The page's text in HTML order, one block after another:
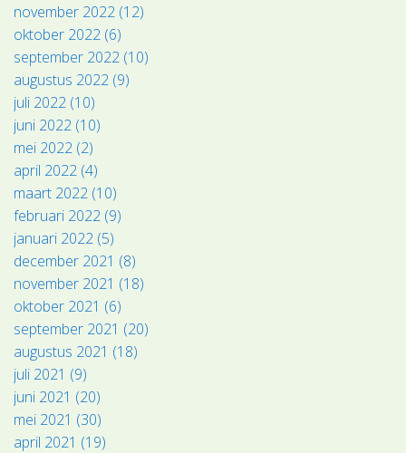
november 2022 (12)
oktober 2022 (6)
september 2022 (10)
augustus 2022 (9)
juli 2022 (10)
juni 2022 (10)
mei 2022 (2)
april 2022 (4)
maart 2022 (10)
februari 2022 (9)
januari 2022 (5)
december 2021 (8)
november 2021 (18)
oktober 2021 (6)
september 2021 (20)
augustus 2021 (18)
juli 2021 (9)
juni 2021 (20)
mei 2021 (30)
april 2021 (19)